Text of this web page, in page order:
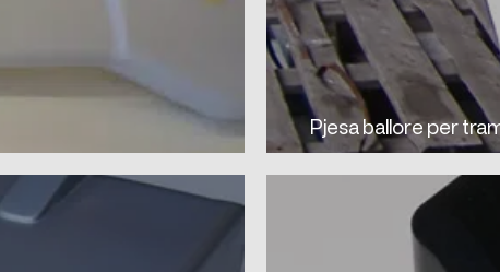
Pjesa ballore per